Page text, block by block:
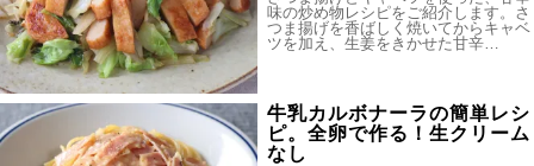
味の炒め物レシピをご紹介します。さ
つま揚げを香ばしく焼いてからキャベ
ツを加え、生姜をきかせた甘辛…
牛乳カルボナーラの簡単レシ
ピ。全卵で作る！生クリーム
なし